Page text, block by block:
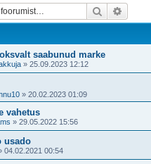
Otsi
saabunud marke
» 25.09.2023 12:12
» 20.02.2023 01:09
vahetus
» 29.05.2022 15:56
usado
04.02.2021 00:54